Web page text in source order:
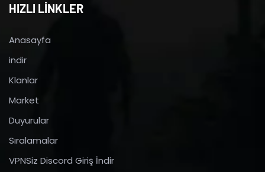
HIZLI LİNKLER
Anasayfa
indir
Klanlar
Market
Duyurular
Sıralamalar
VPNSiz Discord Giriş İndir